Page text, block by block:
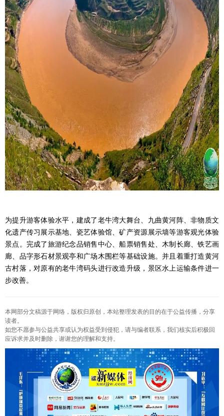
为提升游客体验水平，建成了老牛湾大舞台、九曲黄河阵、非物质文
化遗产传习展示基地、瓷艺体验馆、矿产资源展示墙等游客观光体验
景点。完成了旅游纪念品销售中心、船票销售处、木制长廊、铁艺画
廊、品字形石材景观亭和广场木围栏等基础设施。并且着重打造黄河
古村落，对原有的老牛湾码头进行改造升级，景区水上运输条件进一
步改善。
本网部分文稿源于网络，版权归原创，本站整理发表的目的在于公益传播，分享
读者。
如您不愿参与公益共享或认为权益受到侵犯，请与编者联系，我们核实后积极回
应诉求并及时删除，谢谢您的理解和支持。